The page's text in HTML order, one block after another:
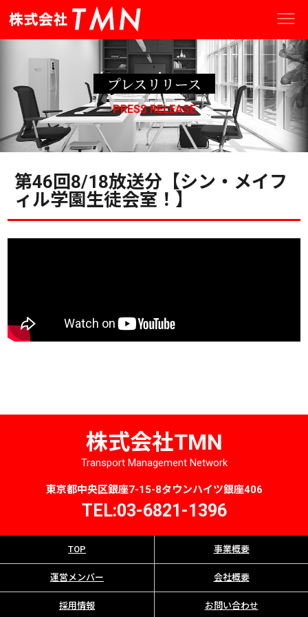
プレスリリース
PRESS RELEASE
第46回8/18放送分【シン・メイフ
ィル学園生徒会室！】
株式会社TMN
Transport Management Network
東京都中央区銀座7-15-8タウンハイツ銀座406
TEL:03-6821-1396
TOP 事業概要
運営メンバー 会社概要
採用情報 お問い合わせ